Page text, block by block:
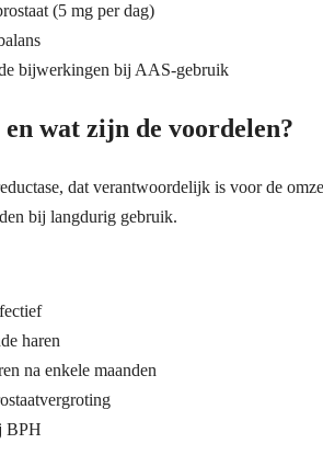
(5 mg per dag)
bijwerkingen bij AAS-gebruik
wat zijn de voordelen?
dat verantwoordelijk is voor de
bij langdurig gebruik.
haren
na enkele maanden
BPH